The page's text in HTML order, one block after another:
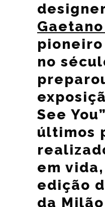
no
See
últimos
em
edição
da